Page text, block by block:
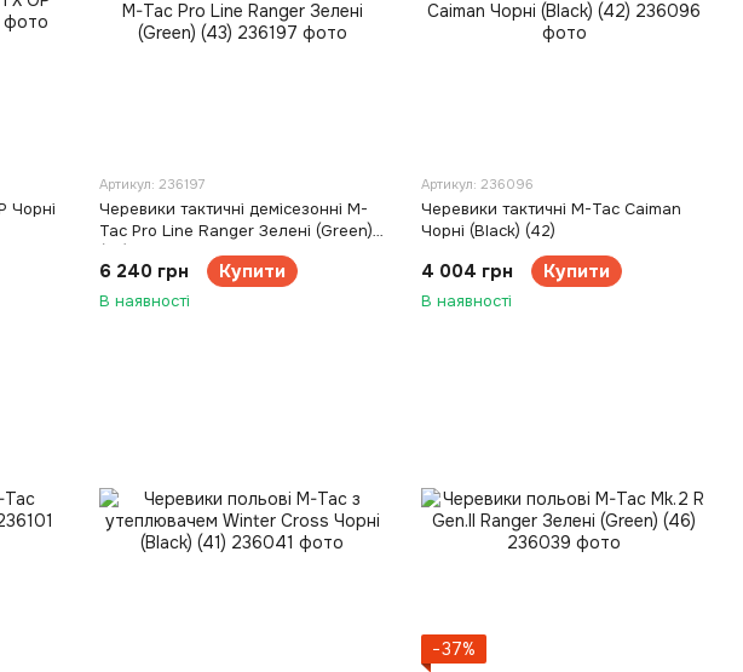
Чорні
Артикул: 236197
Черевики тактичні демісезонні M-
Tac Pro Line Ranger Зелені (Green)
6 240 грн Купити
В наявності
Артикул: 236096
Черевики тактичні M-Tac Caiman
Чорні (Black) (42)
4 004 грн Купити
В наявності
−37%